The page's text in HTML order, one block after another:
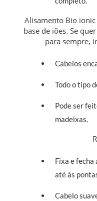
Alisamento Bio
base de iões. Se
para sempre,
Cabelos
Todo o tipo
Pode ser
madeixas.
Fixa e fecha
até às
Cabelo